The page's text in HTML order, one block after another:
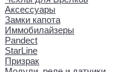
Аксессуары
Замки капота
Иммобилайзеры
Pandect
StarLine
Призрак